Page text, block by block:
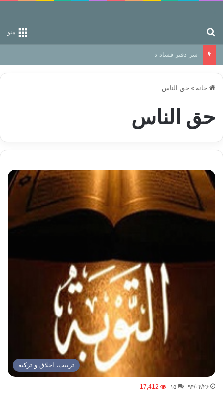
منو
سر دفتر فساد در زمین‌، دوری وکناره‌گیری از راه خداست‌!
خانه » حق الناس
حق الناس
تربیت، اخلاق و تزکیه
۹۴/۰۴/۲۶ ۱۵ 17,412